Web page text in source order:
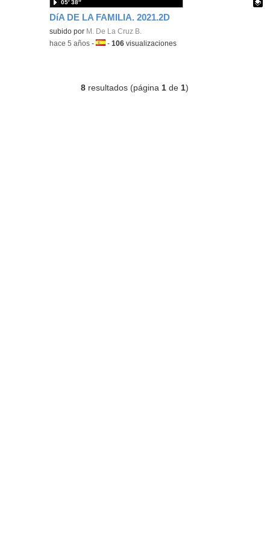
DíA DE LA FAMILIA. 2021.2D
Contenido educativo.
subido por M. De La Cruz B.
05′ 38″
-hace 5 años -Idioma:
-106 visualizaciones
8 resultados (página 1 de 1)